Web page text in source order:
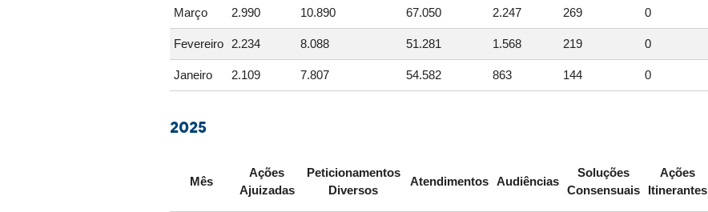
Março 2.990 10.890 67.050 2.247 269 0
Fevereiro 2.234 8.088 51.281 1.568 219 0
Janeiro 2.109 7.807 54.582 863 144 0
2025
Mês
Ações
Ajuizadas
Peticionamentos
Diversos
Atendimentos Audiências
Soluções
Consensuais
Ações
Itinerantes